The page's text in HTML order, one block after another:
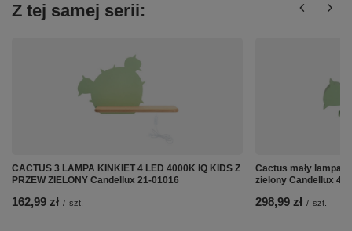
Z tej samej serii:
CACTUS 3 LAMPA KINKIET 4 LED 4000K IQ KIDS Z
PRZEW ZIELONY Candellux 21-01016
162,99 zł / szt.
Cactus mały lampa
zielony Candellux
298,99 zł / szt.